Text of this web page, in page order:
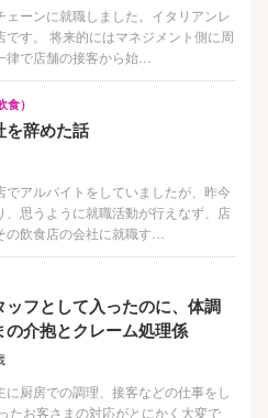
ェーンに就職しました。イタリアンレ
です。 将来的にはマネジメント側に周
律で店舗の接客から始…
）
を辞めた話
でアルバイトをしていましたが、昨今
、思うように就職活動が行えなず、店
飲食店の会社に就職す…
ッフとして入ったのに、体調
の介抱とクレーム処理係
に厨房での調理、接客などの仕事をし
たお客さまの対応がとにかく大変で